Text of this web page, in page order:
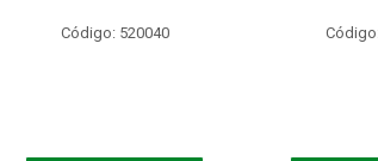
Código: 520040